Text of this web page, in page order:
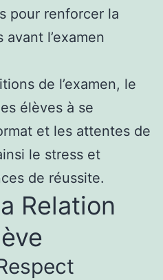
pour renforcer la
l’examen
de l’examen, le
élèves à se
et les attentes de
le stress et
de réussite.
Relation